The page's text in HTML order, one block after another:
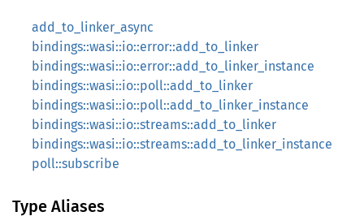
add_to_linker_async
bindings::wasi::io::error::add_to_linker
bindings::wasi::io::error::add_to_linker_instance
bindings::wasi::io::poll::add_to_linker
bindings::wasi::io::poll::add_to_linker_instance
bindings::wasi::io::streams::add_to_linker
bindings::wasi::io::streams::add_to_linker_instance
poll::subscribe
Type Aliases